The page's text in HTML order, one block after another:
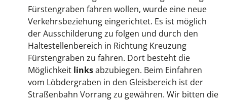
Fürstengraben fahren wollen, wurde eine neue
Verkehrsbeziehung eingerichtet. Es ist möglich
der Ausschilderung zu folgen und durch den
Haltestellenbereich in Richtung Kreuzung
Fürstengraben zu fahren. Dort besteht die
Möglichkeit linksabzubiegen. Beim Einfahren
vom Löbdergraben in den Gleisbereich ist der
Straßenbahn Vorrang zu gewähren. Wir bitten die